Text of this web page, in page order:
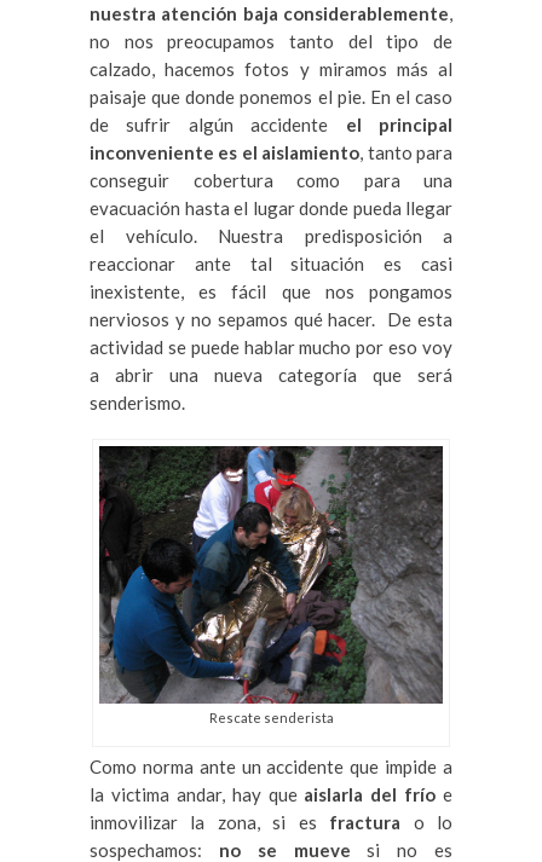
nuestra atención baja considerablemente,
no nos preocupamos tanto del tipo de
calzado, hacemos fotos y miramos más al
paisaje que donde ponemos el pie. En el caso
de sufrir algún accidente el principal
inconveniente es el aislamiento, tanto para
conseguir cobertura como para una
evacuación hasta el lugar donde pueda llegar
el vehículo. Nuestra predisposición a
reaccionar ante tal situación es casi
inexistente, es fácil que nos pongamos
nerviosos y no sepamos qué hacer. De esta
actividad se puede hablar mucho por eso voy
a abrir una nueva categoría que será
senderismo.
Rescate senderista
Como norma ante un accidente que impide a
la victima andar, hay que aislarla del frío e
inmovilizar la zona, si es fractura o lo
sospechamos: no se mueve si no es